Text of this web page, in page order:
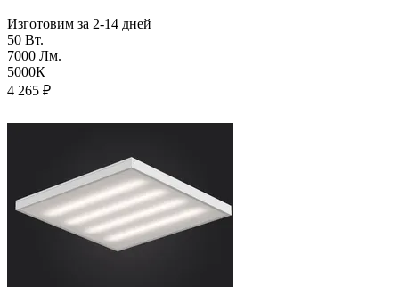
Изготовим за 2-14 дней
50 Вт.
7000 Лм.
5000К
4 265 ₽